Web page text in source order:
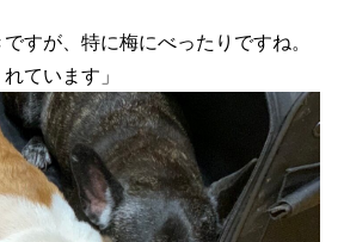
すが、特に梅にべったりですね。
ています」